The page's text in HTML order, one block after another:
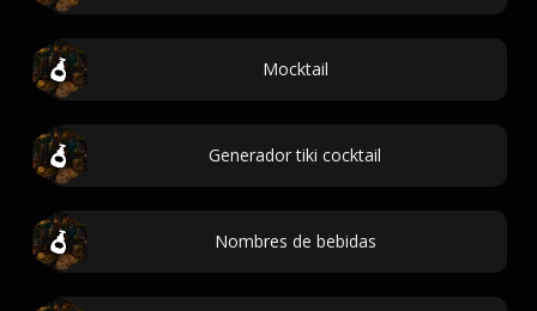
Mocktail
Generador tiki cocktail
Nombres de bebidas